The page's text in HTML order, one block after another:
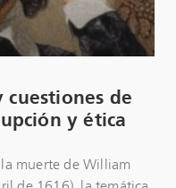
cuestiones de
y ética
muerte de William